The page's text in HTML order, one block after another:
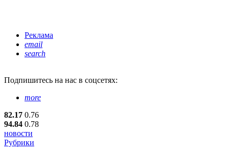
Реклама
email
search
Подпишитесь на нас в соцсетях:
more
82.17 0.76
94.84 0.78
новости
Рубрики